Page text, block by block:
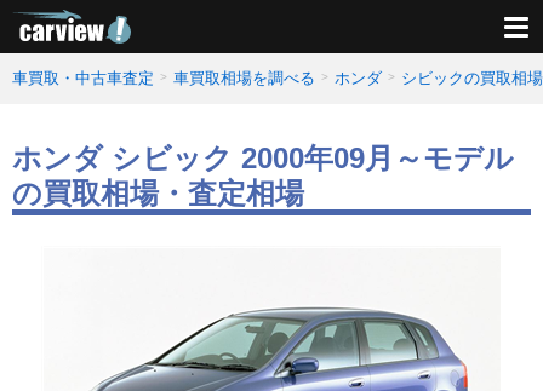
車買取・中古車査定 車買取相場を調べる ホンダ シビックの買取相
ホンダ シビック 2000年09月～モデル
の買取相場・査定相場